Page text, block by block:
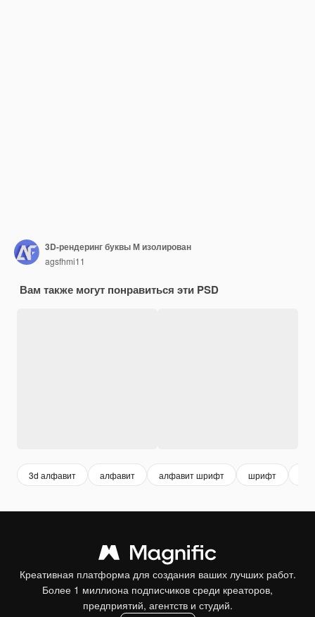
3D-рендеринг буквы М изолирован
agsfhmi11
Вам также могут понравиться эти PSD
3d алфавит алфавит алфавит шрифт шрифт
Креативная платформа для создания ваших лучших работ.
Более 1 миллиона подписчиков среди креаторов,
предприятий, агентств и студий.